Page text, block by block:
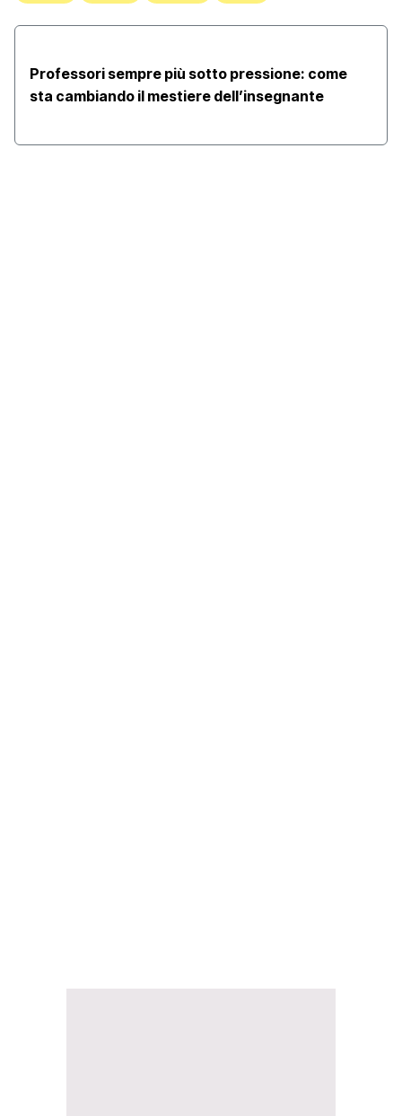
Professori sempre più sotto pressione: come
sta cambiando il mestiere dell’insegnante